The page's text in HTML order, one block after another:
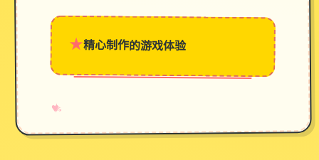
★精心制作的游戏体验
♥
✧
→